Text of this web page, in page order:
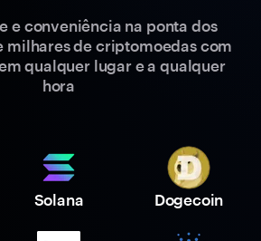
e conveniência na ponta dos
milhares de criptomoedas com
qualquer lugar e a qualquer
hora
Solana Dogecoin